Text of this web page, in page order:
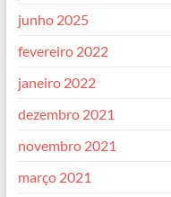
junho 2025
fevereiro 2022
janeiro 2022
dezembro 2021
novembro 2021
março 2021